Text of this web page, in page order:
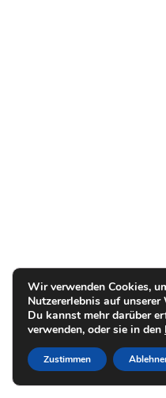
Wir verwenden Cookies,
Nutzererlebnis auf unserer
Du kannst mehr darüber
verwenden, oder sie in den
Zustimmen